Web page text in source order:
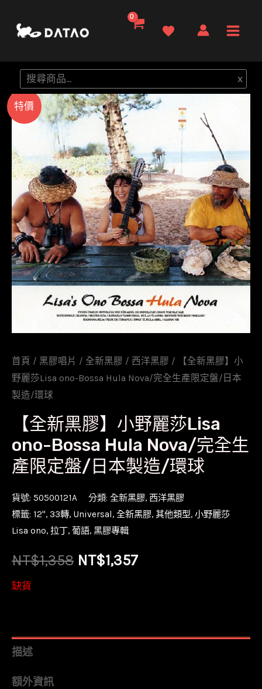
要
容
Menu
搜
尋
x
特價
首頁 / 黑膠唱片 / 全新黑膠 / 西洋黑膠 / 【全新黑膠】小
野麗莎Lisa ono-Bossa Hula Nova/完全生產限定盤/日本
製造/環球
【全新黑膠】小野麗莎Lisa
ono-Bossa Hula Nova/完全生
產限定盤/日本製造/環球
貨號: 50500121A 分類: 全新黑膠, 西洋黑膠
標籤: 12'', 33轉, Universal, 全新黑膠, 其他類型, 小野麗莎
Lisa ono, 拉丁, 葡語, 黑膠專輯
NT$1,358 原
格：
NT$1,357目
格：
缺貨
描述
額外資訊